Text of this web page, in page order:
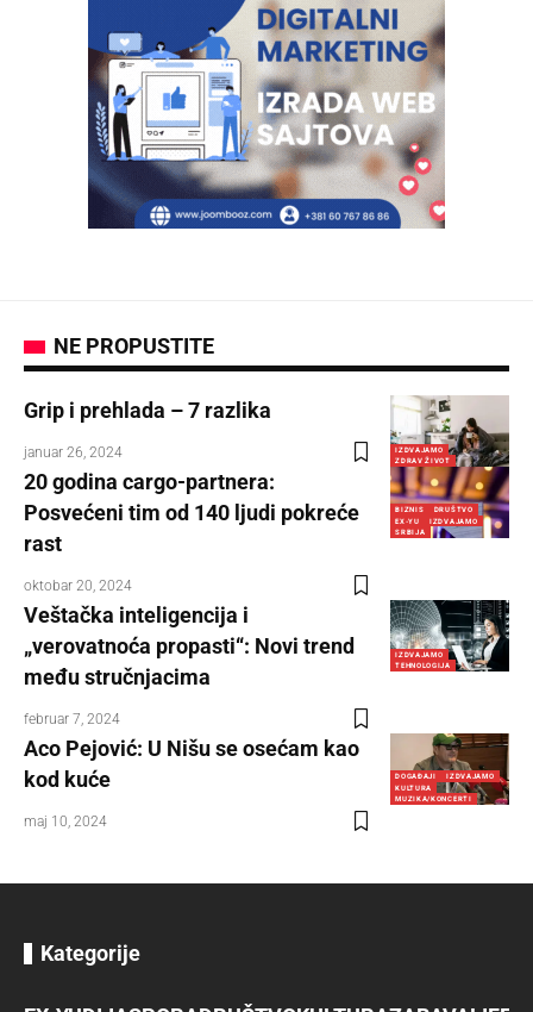
NE PROPUSTITE
IZDVAJAMO
ZDRAV ŽIVOT
Grip i prehlada – 7 razlika
januar 26, 2024
BIZNIS
DRUŠTVO
EX-YU
IZDVAJAMO
SRBIJA
20 godina cargo-partnera:
Posvećeni tim od 140 ljudi pokreće
rast
oktobar 20, 2024
IZDVAJAMO
TEHNOLOGIJA
Veštačka inteligencija i
„verovatnoća propasti“: Novi trend
među stručnjacima
februar 7, 2024
DOGAĐAJI
IZDVAJAMO
KULTURA
MUZIKA/KONCERTI
Aco Pejović: U Nišu se osećam kao
kod kuće
maj 10, 2024
Kategorije